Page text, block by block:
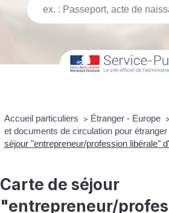
Accueil particuliers > Étranger - Europe >
et documents de circulation pour
séjour "entrepreneur/profession libérale"
Carte de séjour
"entrepreneur/